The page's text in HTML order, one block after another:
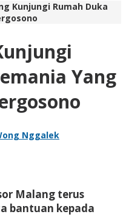
Kunjungi Rumah Duka
Yang
Nggalek
Malang terus
bantuan kepada